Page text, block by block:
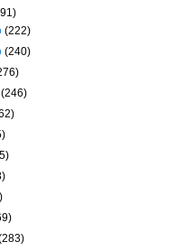
(222)
(240)
(246)